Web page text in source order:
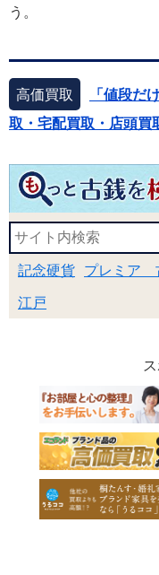
う。
高価買取
「値段だ
取・宅配買取・店頭買
記念硬貨 プレミア
江戸